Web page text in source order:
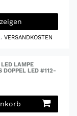
VERSANDKOSTEN
LAMPE
LED #112-5